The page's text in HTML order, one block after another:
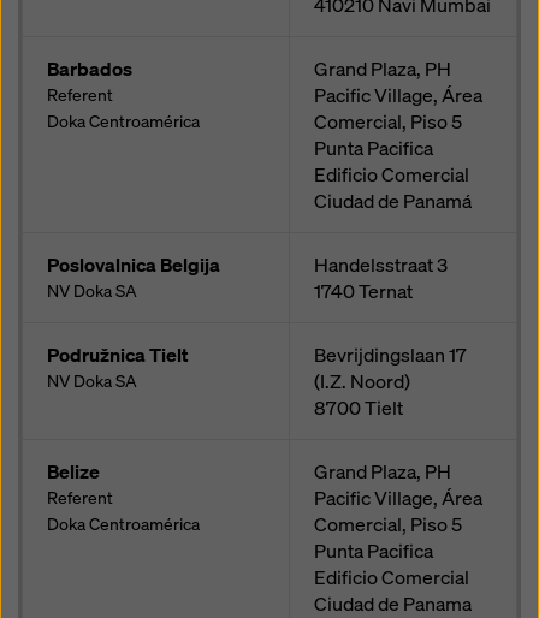
Barbados
Referent
Doka Centroamérica
Grand Plaza, PH
Pacific Village, Área
Comercial, Piso 5
Punta Pacifica
Edificio Comercial
Ciudad de Panamá
Poslovalnica Belgija
NV Doka SA
Handelsstraat 3
1740Ternat
Podružnica Tielt
NV Doka SA
Bevrijdingslaan 17
(I.Z. Noord)
8700Tielt
Belize
Referent
Doka Centroamérica
Grand Plaza, PH
Pacific Village, Área
Comercial, Piso 5
Punta Pacifica
Edificio Comercial
Ciudad de Panama